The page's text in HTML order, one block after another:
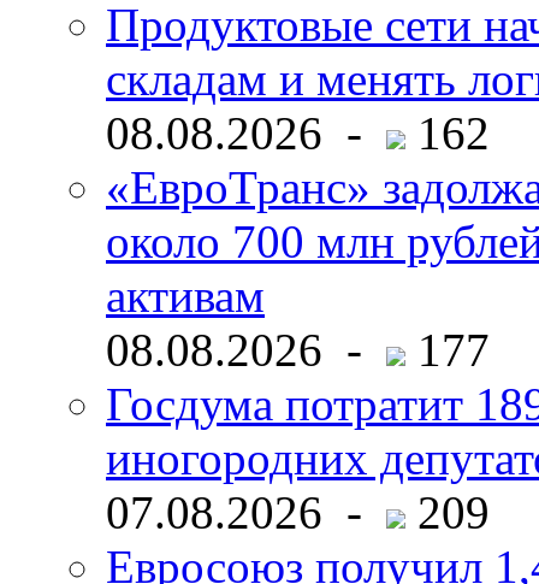
Продуктовые сети
складам и менять
08.08.2026 -
162
«ЕвроТранс»
около 700 млн
активам
08.08.2026 -
177
Госдума потратит
иногородних
07.08.2026 -
209
Евросоюз получил